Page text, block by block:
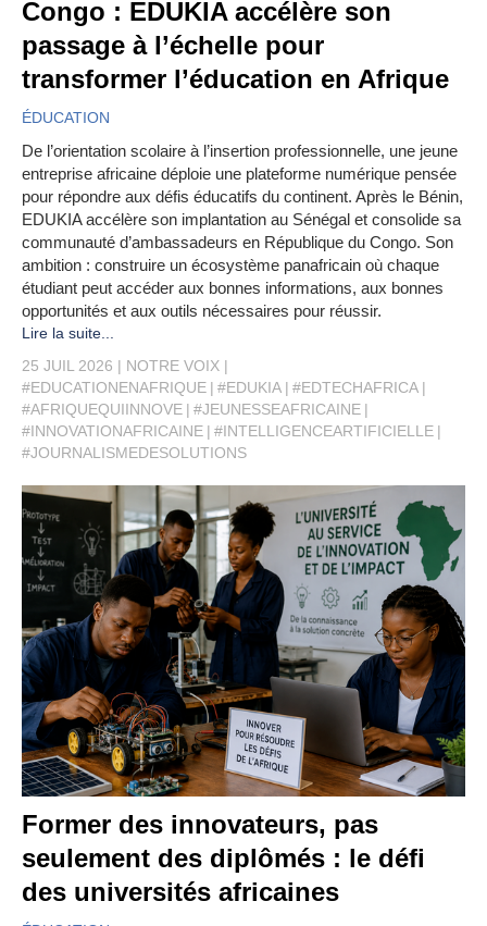
Congo : EDUKIA accélère son
passage à l’échelle pour
transformer l’éducation en Afrique
ÉDUCATION
De l’orientation scolaire à l’insertion professionnelle, une jeune
entreprise africaine déploie une plateforme numérique pensée
pour répondre aux défis éducatifs du continent. Après le Bénin,
EDUKIA accélère son implantation au Sénégal et consolide sa
communauté d’ambassadeurs en République du Congo. Son
ambition : construire un écosystème panafricain où chaque
étudiant peut accéder aux bonnes informations, aux bonnes
opportunités et aux outils nécessaires pour réussir.
Lire la suite...
25 JUIL 2026
NOTRE VOIX
#EDUCATIONENAFRIQUE
#EDUKIA
#EDTECHAFRICA
#AFRIQUEQUIINNOVE
#JEUNESSEAFRICAINE
#INNOVATIONAFRICAINE
#INTELLIGENCEARTIFICIELLE
#JOURNALISMEDESOLUTIONS
Former des innovateurs, pas
seulement des diplômés : le défi
des universités africaines